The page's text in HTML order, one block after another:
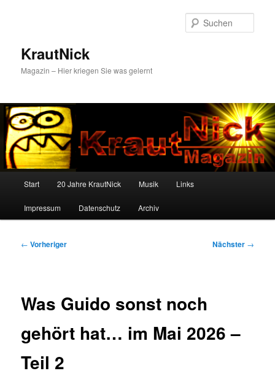
KrautNick
Magazin – Hier kriegen Sie was gelernt
Start 20 Jahre KrautNick Musik Links
Impressum Datenschutz Archiv
Beitragsnavigation
← Vorheriger Nächster →
Was Guido sonst noch
gehört hat… im Mai 2026 –
Teil 2